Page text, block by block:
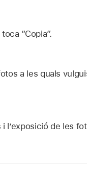
“Copia”.
a les quals
l’exposició de les